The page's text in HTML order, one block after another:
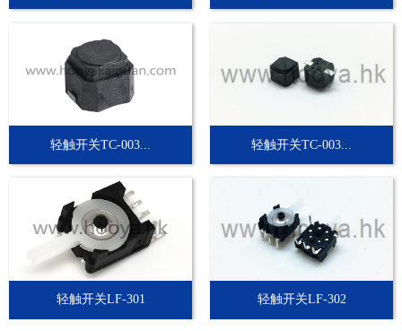
轻触开关TC-003... 轻触开关TC-003...
轻触开关LF-301 轻触开关LF-302